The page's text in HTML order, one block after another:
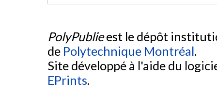
PolyPublieest le dépôt
de Polytechnique Montréal.
Site développé à l'aide du
EPrints.